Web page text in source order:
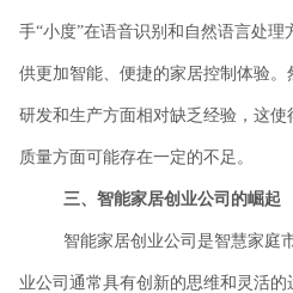
手“小度”在语音识别和自然语言处
供更加智能、便捷的家居控制体验
研发和生产方面相对缺乏经验，这
质量方面可能存在一定的不足。
三、智能家居创业公司的崛起
智能家居创业公司是智慧家庭
业公司通常具有创新的思维和灵活